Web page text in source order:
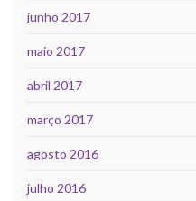
junho 2017
maio 2017
abril 2017
março 2017
agosto 2016
julho 2016